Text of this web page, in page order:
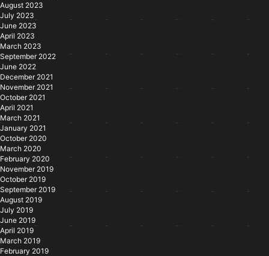
August 2023
July 2023
June 2023
April 2023
March 2023
September 2022
June 2022
December 2021
November 2021
October 2021
April 2021
March 2021
January 2021
October 2020
March 2020
February 2020
November 2019
October 2019
September 2019
August 2019
July 2019
June 2019
April 2019
March 2019
February 2019